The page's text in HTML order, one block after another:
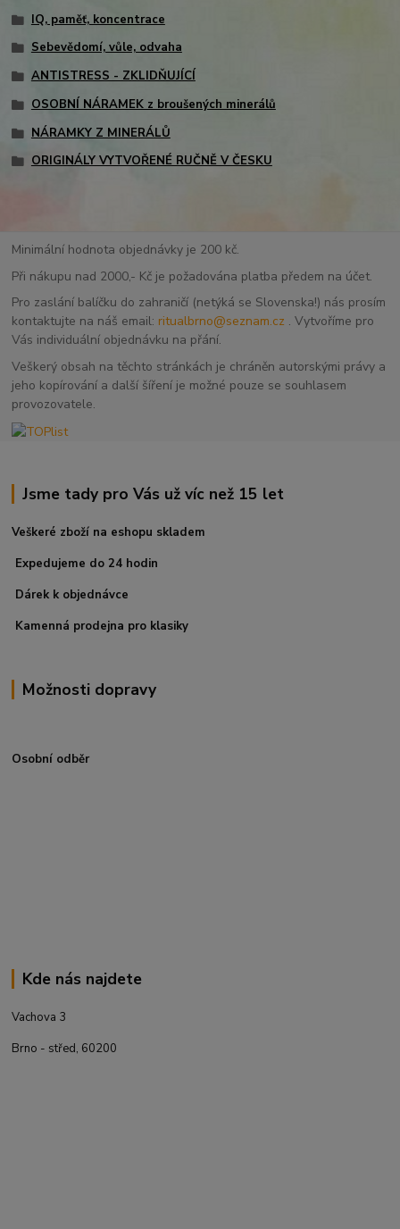
IQ, paměť, koncentrace
Sebevědomí, vůle, odvaha
ANTISTRESS - ZKLIDŇUJÍCÍ
OSOBNÍ NÁRAMEK z broušených minerálů
NÁRAMKY Z MINERÁLŮ
ORIGINÁLY VYTVOŘENÉ RUČNĚ V ČESKU
Minimální hodnota objednávky je 200 kč.
Při nákupu nad 2000,- Kč je požadována platba předem na účet.
Pro zaslání balíčku do zahraničí (netýká se Slovenska!) nás prosím
kontaktujte na náš email: ritualbrno@seznam.cz . Vytvoříme pro
Vás individuální objednávku na přání.
Veškerý obsah na těchto stránkách je chráněn autorskými právy a
jeho kopírování a další šíření je možné pouze se souhlasem
provozovatele.
Jsme tady pro Vás už víc než 15 let
Veškeré zboží na eshopu skladem
Expedujeme do 24 hodin
Dárek k objednávce
Kamenná prodejna pro klasiky
Možnosti dopravy
Osobní odběr
Kde nás najdete
Vachova 3
Brno - střed, 60200